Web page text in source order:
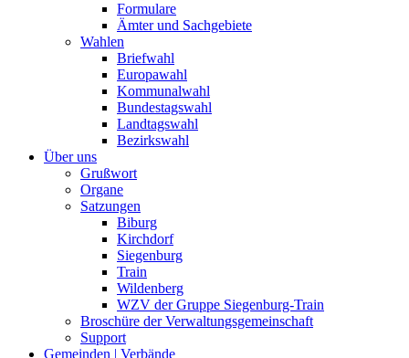
Formulare
Ämter und Sachgebiete
Wahlen
Briefwahl
Europawahl
Kommunalwahl
Bundestagswahl
Landtagswahl
Bezirkswahl
Über uns
Grußwort
Organe
Satzungen
Biburg
Kirchdorf
Siegenburg
Train
Wildenberg
WZV der Gruppe Siegenburg-Train
Broschüre der Verwaltungsgemeinschaft
Support
Gemeinden | Verbände